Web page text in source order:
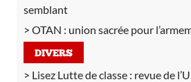
semblant
OTAN : union sacrée pour
DIVERS
Lisez Lutte de classe : revue de